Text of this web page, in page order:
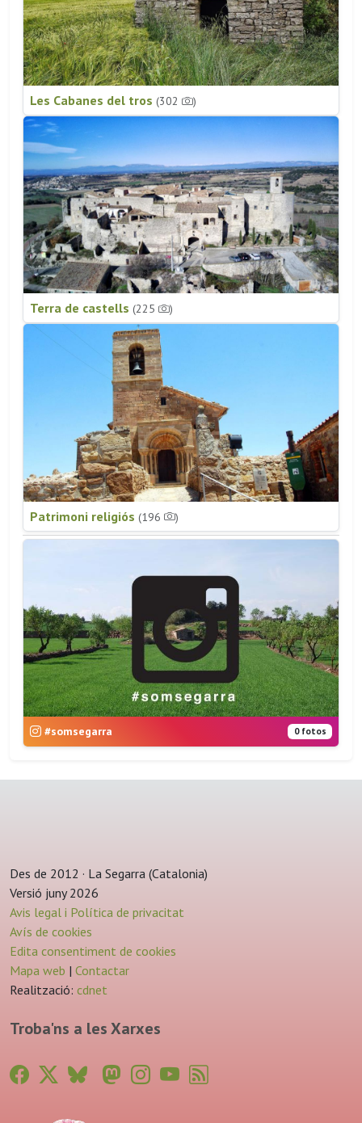
Les Cabanes del tros (302 )
Terra de castells (225 )
Patrimoni religiós (196 )
#somsegarra 0 fotos
Des de 2012 · La Segarra (Catalonia)
Versió juny 2026
Avis legal i Política de privacitat
Avís de cookies
Edita consentiment de cookies
Mapa web | Contactar
Realització: cdnet
Troba'ns a les Xarxes